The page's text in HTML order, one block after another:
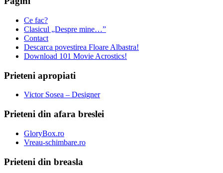
Ce fac?
Clasicul „Despre mine…”
Contact
Descarca povestirea Floare Albastra!
Download 101 Movie Acrostics!
Prieteni apropiati
Victor Sosea – Designer
Prieteni din afara breslei
GloryBox.ro
Vreau-schimbare.ro
Prieteni din breasla